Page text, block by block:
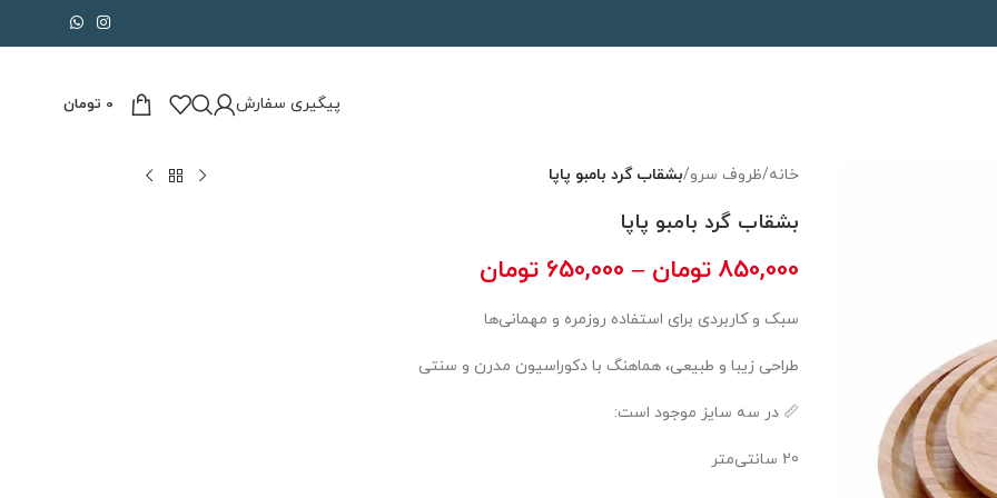
پیگیری سفارش 0 تومان
خانه/ظروف سرو/بشقاب گرد بامبو پاپا
بشقاب گرد بامبو پاپا
850,000 تومان –
650,000 تومان
سبک و کاربردی برای استفاده روزمره و مهمانی‌ها
طراحی زیبا و طبیعی، هماهنگ با دکوراسیون مدرن و سنتی
📏 در سه سایز موجود است:
20 سانتی‌متر